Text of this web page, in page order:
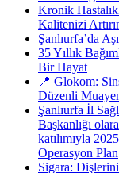
Kronik
Kalitenizi
Şanlıurfa’da
35 Yıllık
Bir Hayat
📍 Glokom:
Düzenli
Şanlıurfa İl
Başkanlığı
katılımıyla
Operasyon Plan
Sigara: